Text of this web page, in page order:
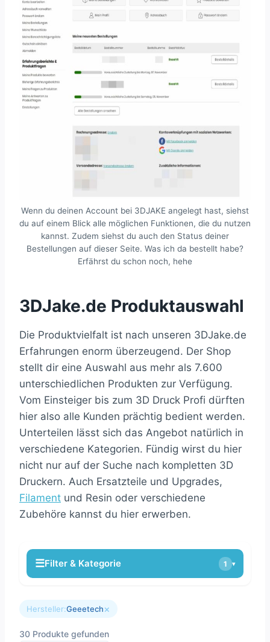
Wenn du deinen Account bei 3DJAKE angelegt hast, siehst
du auf einem Blick alle möglichen Funktionen, die du nutzen
kannst. Zudem siehst du auch den Status deiner
Bestellungen auf dieser Seite. Was ich da bestellt habe?
Erfährst du schon noch, hehe
3DJake.de Produktauswahl
Die Produktvielfalt ist nach unseren 3DJake.de
Erfahrungen enorm überzeugend. Der Shop
stellt dir eine Auswahl aus mehr als 7.600
unterschiedlichen Produkten zur Verfügung.
Vom Einsteiger bis zum 3D Druck Profi dürften
hier also alle Kunden prächtig bedient werden.
Unterteilen lässt sich das Angebot natürlich in
verschiedene Kategorien. Fündig wirst du hier
nicht nur auf der Suche nach kompletten 3D
Druckern. Auch Ersatzteile und Upgrades,
Filament und Resin oder verschiedene
Zubehöre kannst du hier erwerben.
☰Filter & Kategorie 1 ▾
Hersteller:Geeetech×
30 Produkte gefunden